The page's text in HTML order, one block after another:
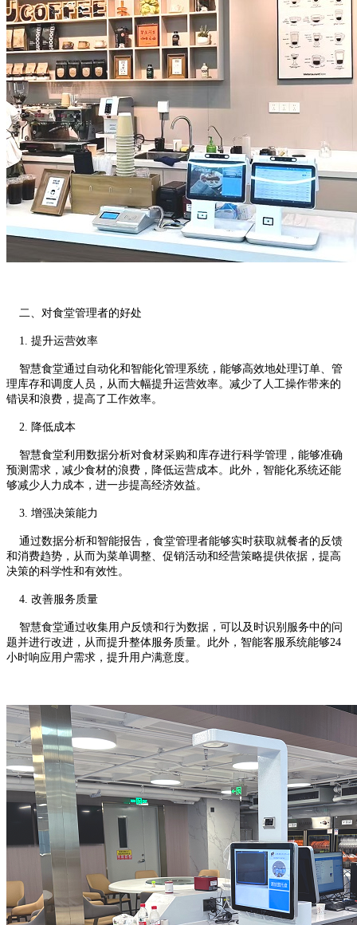
二、对食堂管理者的好处
1. 提升运营效率
智慧食堂通过自动化和智能化管理系统，能够高效地处理订单、管
理库存和调度人员，从而大幅提升运营效率。减少了人工操作带来的
错误和浪费，提高了工作效率。
2. 降低成本
智慧食堂利用数据分析对食材采购和库存进行科学管理，能够准确
预测需求，减少食材的浪费，降低运营成本。此外，智能化系统还能
够减少人力成本，进一步提高经济效益。
3. 增强决策能力
通过数据分析和智能报告，食堂管理者能够实时获取就餐者的反馈
和消费趋势，从而为菜单调整、促销活动和经营策略提供依据，提高
决策的科学性和有效性。
4. 改善服务质量
智慧食堂通过收集用户反馈和行为数据，可以及时识别服务中的问
题并进行改进，从而提升整体服务质量。此外，智能客服系统能够24
小时响应用户需求，提升用户满意度。